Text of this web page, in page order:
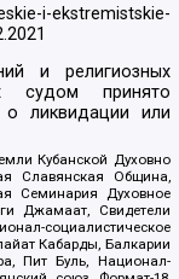
i-ekstremistskie-
и религиозных
судом принято
ликвидации или
Кубанской Духовно
Славянская Община,
Семинария Духовное
Джамаат, Свидетели
социалистическое
Кабарды, Балкарии
Пит Буль, Национал-